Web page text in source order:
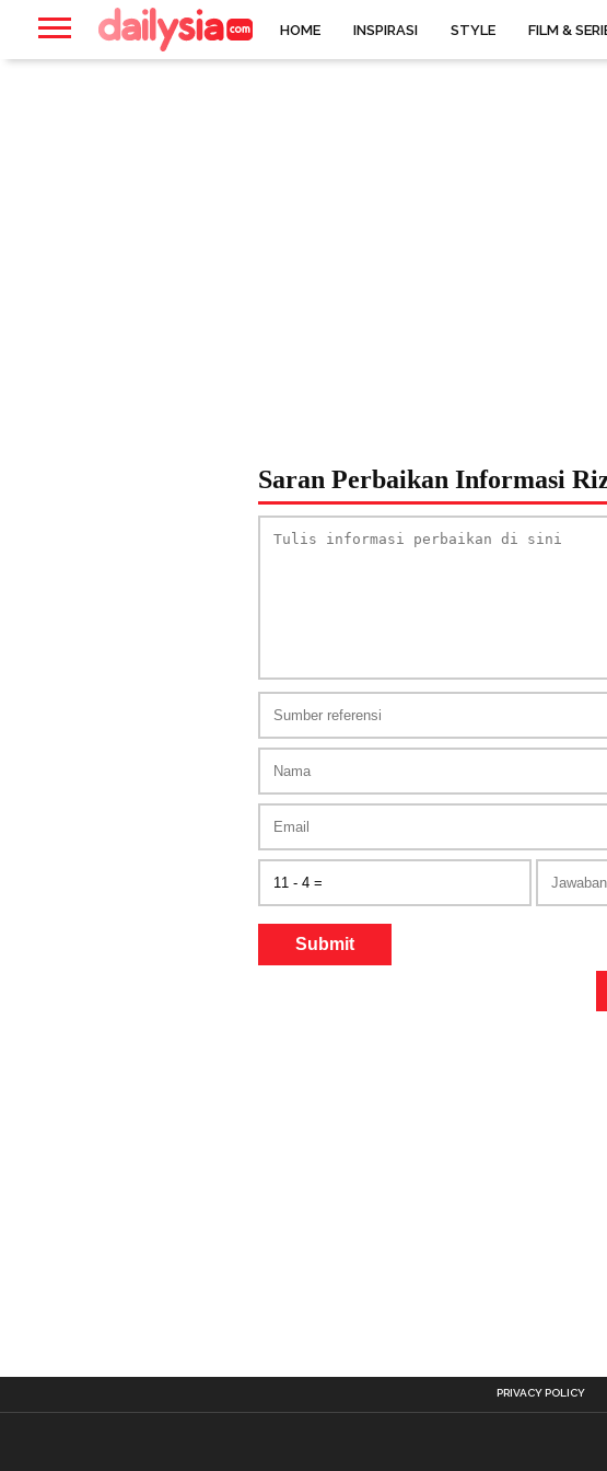
HOME INSPIRASI STYLE FILM &
Saran Perbaikan Informasi
Submit
PRIVACY POLICY